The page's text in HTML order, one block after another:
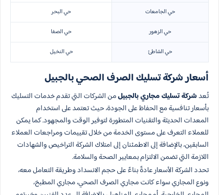
حي الجامعات
حي البحر
حي الزهور
حي الصفا
حي الشاطئ
حي النخيل
أسعار شركة تسليك الصرف الصحي بالجبيل
تُعدشركة تسليك مجاري بالجبيلمن الشركات التي تقدم خدمات التسليك
بأسعار تنافسية مع الحفاظ على الجودة، حيث تعتمد على استخدام
المعدات الحديثة والتقنيات المتطورة لتوفير الوقت والمجهود. كما يمكن
للعملاء التعرف على مستوى الخدمة من خلال تقييمات ومراجعات العملاء
السابقين، بالإضافة إلى الاطمئنان إلى امتلاك الشركة التراخيص والشهادات
اللازمة التي تضمن الالتزام بمعايير الصحة والسلامة.
تحدد الشركة الأسعار عادةً بناءً على حجم الانسداد وطريقة التعامل معه،
ونوع المجاري سواء كانت مجاري الصرف الصحي، مجاري المطبخ،